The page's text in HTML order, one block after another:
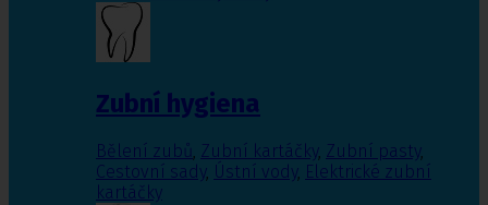
Zubní hygiena
Bělení zubů, Zubní kartáčky, Zubní pasty,
Cestovní sady, Ústní vody, Elektrické zubní
kartáčky